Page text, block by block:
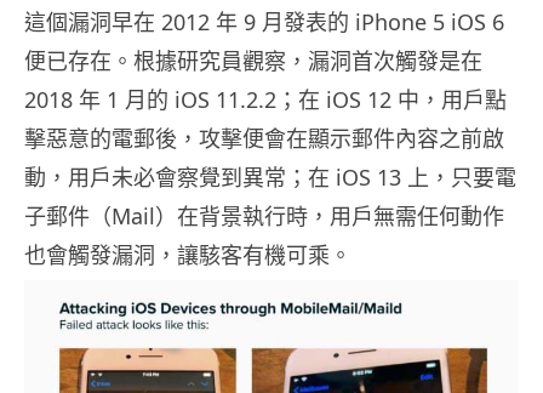
這個漏洞早在 2012 年 9 月發表的 iPhone 5 iOS 6
便已存在。根據研究員觀察，漏洞首次觸發是在
2018 年 1 月的 iOS 11.2.2 ；在 iOS 12 中，用戶點
擊惡意的電郵後，攻擊便會在顯示郵件內容之前啟
動，用戶未必會察覺到異常；在 iOS 13 上，只要電
子郵件（Mail）在背景執行時，用戶無需任何動作
也會觸發漏洞，讓駭客有機可乘。